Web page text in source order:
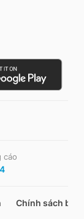
cáo
Chính sách bảo